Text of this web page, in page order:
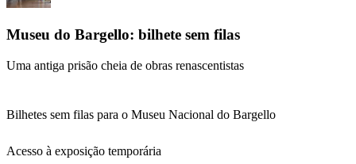
Museu do Bargello: bilhete sem filas
Uma antiga prisão cheia de obras renascentistas
Bilhetes sem filas para o Museu Nacional do Bargello
Acesso à exposição temporária